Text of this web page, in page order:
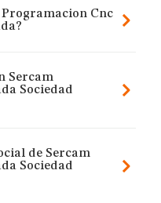
Programacion Cnc
Sercam
Sociedad
de Sercam
Sociedad